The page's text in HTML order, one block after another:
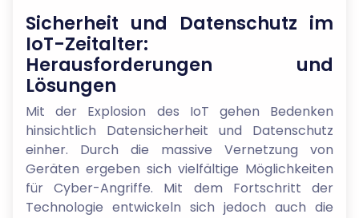
Sicherheit und Datenschutz im
IoT-Zeitalter:
Herausforderungen und
Lösungen
Mit der Explosion des IoT gehen Bedenken
hinsichtlich Datensicherheit und Datenschutz
einher. Durch die massive Vernetzung von
Geräten ergeben sich vielfältige Möglichkeiten
für Cyber-Angriffe. Mit dem Fortschritt der
Technologie entwickeln sich jedoch auch die